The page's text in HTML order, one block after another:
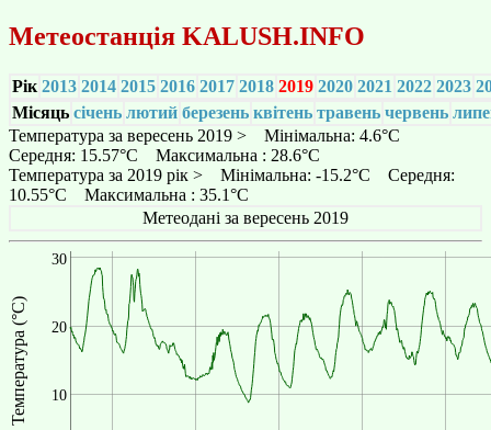
Метеостанція KALUSH.INFO
Рік 2013 2014 2015 2016 2017 2018 2019 2020 2021 2022 2023
Місяць січень лютий березень квітень травень червень
Температура за вересень 2019 > Мінімальна: 4.6°C
Середня: 15.57°C Максимальна : 28.6°C
Температура за 2019 рік > Мінімальна: -15.2°C Середня:
10.55°C Максимальна : 35.1°C
Метеодані за вересень 2019
Температура (°C) 10
20
30